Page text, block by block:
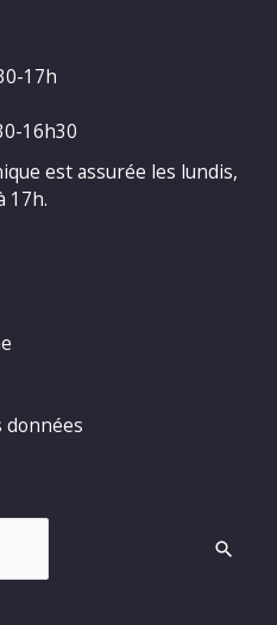
17h
16h30
est assurée les lundis,
17h.
données